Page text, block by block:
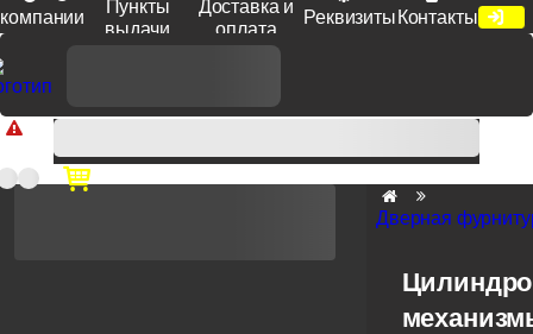
компании
Пункты
выдачи
Доставка и
оплата
Реквизиты Контакты
Доп. скидка от цен на сайте 7% при заказе от 50 тыс. руб
продукции Venezia, Fratelli, Tupai, Extreza, Melodia, Forme при
оплате по счету.
Дверная